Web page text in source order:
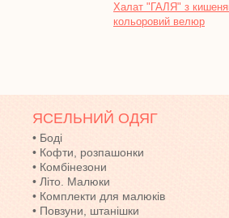
Халат "ГАЛЯ" з
кольоровий велюр
ЯСЕЛЬНИЙ ОДЯГ
• Боді
• Кофти, розпашонки
• Комбінезони
• Літо. Малюки
• Комплекти для малюків
• Повзуни, штанішки